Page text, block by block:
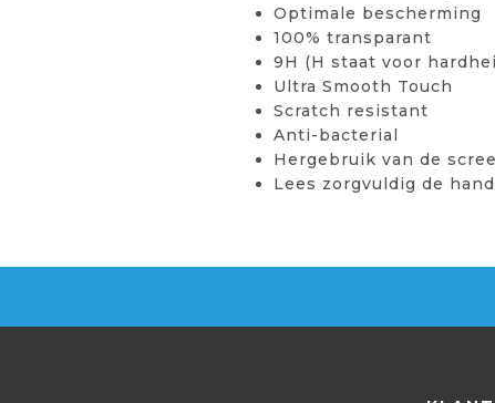
Optimale bescherming
100% transparant
9H (H staat voor
Ultra Smooth Touch
Scratch resistant
Anti-bacterial
Hergebruik van de
Lees zorgvuldig de